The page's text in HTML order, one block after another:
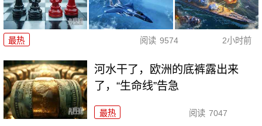
最热 阅读 9574 2小时前
河水干了，欧洲的底裤露出来
了，“生命线”告急
最热 阅读 7047